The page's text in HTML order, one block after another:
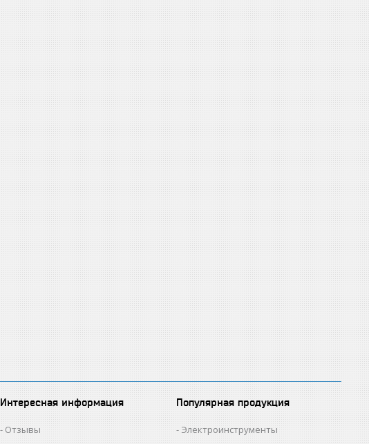
Интересная информация
Отзывы
Популярная продукция
Электроинструменты